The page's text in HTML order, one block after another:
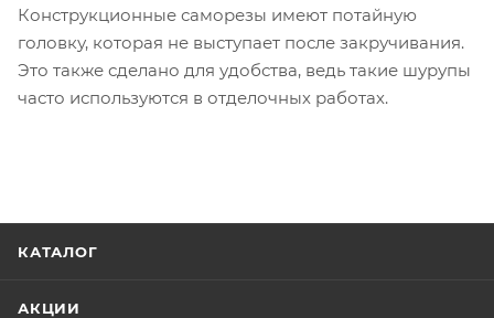
Конструкционные саморезы имеют потайную
головку, которая не выступает после закручивания.
Это также сделано для удобства, ведь такие шурупы
часто используются в отделочных работах.
КАТАЛОГ
АКЦИИ